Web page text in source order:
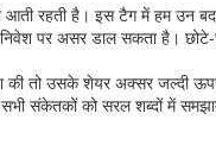
आती रहती है। इस टैग में हम
निवेश पर असर डाल सकता है।
की तो उसके शेयर अक्सर जल्दी
संकेतकों को सरल शब्दों में